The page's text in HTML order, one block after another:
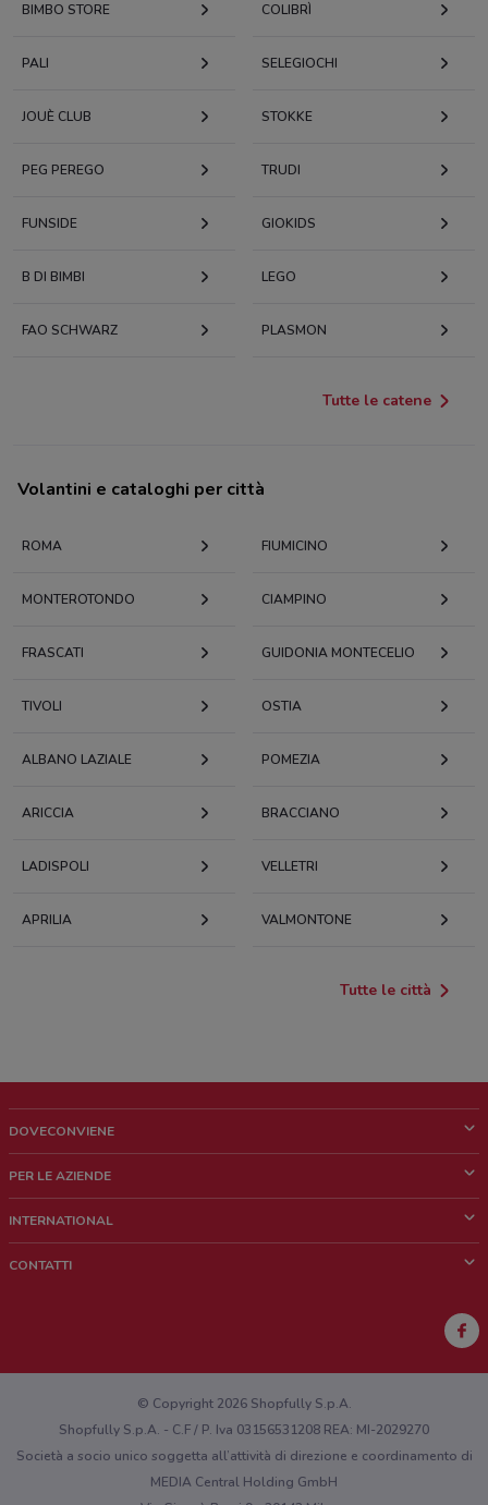
BIMBO STORE COLIBRÌ
PALI SELEGIOCHI
JOUÈ CLUB STOKKE
PEG PEREGO TRUDI
FUNSIDE GIOKIDS
B DI BIMBI LEGO
FAO SCHWARZ PLASMON
Tutte le catene
Volantini e cataloghi per città
ROMA FIUMICINO
MONTEROTONDO CIAMPINO
FRASCATI GUIDONIA MONTECELIO
TIVOLI OSTIA
ALBANO LAZIALE POMEZIA
ARICCIA BRACCIANO
LADISPOLI VELLETRI
APRILIA VALMONTONE
Tutte le città
DOVECONVIENE
Chi siamo
Lavora con noi
PER LE AZIENDE
Richieste commerciali e marketing
INTERNATIONAL
CONTATTI
Hai un malfunzionamento sul web o sull'app?
© Copyright 2026 Shopfully S.p.A.
Shopfully S.p.A. - C.F / P. Iva 03156531208 REA: MI-2029270
Società a socio unico soggetta all’attività di direzione e coordinamento di
MEDIA Central Holding GmbH